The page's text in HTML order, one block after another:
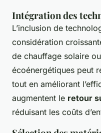
Intégration des
L’inclusion de
considération
de chauffage solaire
écoénergétiques peut
tout en améliorant
augmentent le retour
réduisant les coûts